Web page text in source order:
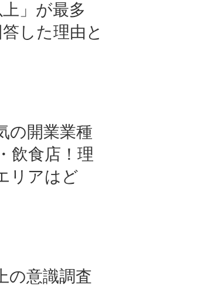
」が最多
した理由と
の開業業種
飲食店！理
リアはど
の意識調査